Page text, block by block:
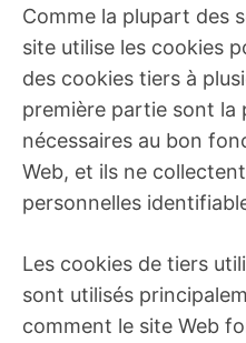
Comme la plupart des
site utilise les cookies
des cookies tiers à
première partie sont la
nécessaires au bon
Web, et ils ne
personnelles
Les cookies de tiers
sont utilisés
comment le site Web